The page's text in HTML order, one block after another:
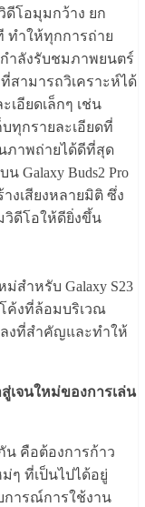
ดีโอมุมกว้าง ยก
ทำให้ทุกการถ่าย
ำลังรับชมภาพยนตร์
ที่สามารถวิเคราะห์ได้
เอียดเล็กๆ เช่น
ทุกรายละเอียดที่
ภาพถ่ายได้ดีที่สุด
บน Galaxy Buds2 Pro
งเสียงหลายมิติ ซึ่ง
ดีโอให้ดียิ่งขึ้น
สำหรับ Galaxy S23
โค้งที่ล้อมบริเวณ
งที่สำคัญและทำให้
เจนใหม่ของการเล่น
น คือต้องการก้าว
ๆ ที่เป็นไปได้อยู่
การณ์การใช้งาน